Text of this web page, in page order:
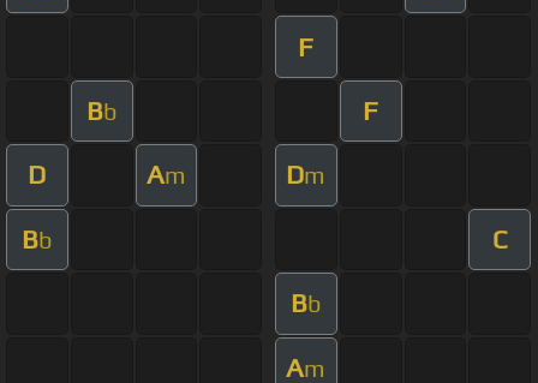
F
Bb F
D Am Dm
Bb C
Bb
Am